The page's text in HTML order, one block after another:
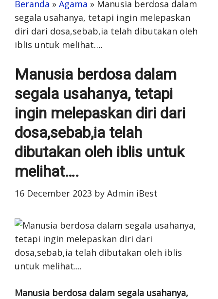
Beranda » Agama » Manusia berdosa dalam
segala usahanya, tetapi ingin melepaskan
diri dari dosa,sebab,ia telah dibutakan oleh
iblis untuk melihat….
Manusia berdosa dalam
segala usahanya, tetapi
ingin melepaskan diri dari
dosa,sebab,ia telah
dibutakan oleh iblis untuk
melihat….
16 December 2023 by Admin iBest
Manusia berdosa dalam segala usahanya,